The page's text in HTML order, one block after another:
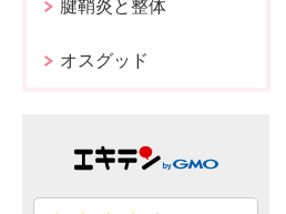
腱鞘炎と整体
オスグッド